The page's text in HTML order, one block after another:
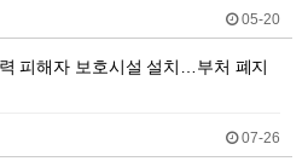
05-20
피해자 보호시설 설치…부처 폐지
07-26